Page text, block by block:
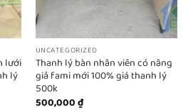
lưới
lý
UNCATEGORIZED
Thanh lý bàn nhân viên có nâng
giả fami mới 100% giá thanh lý
500k
500,000₫